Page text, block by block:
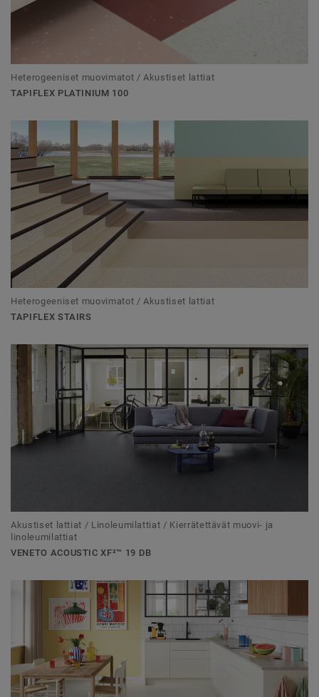
Heterogeeniset muovimatot / Akustiset lattiat
TAPIFLEX PLATINIUM 100
Heterogeeniset muovimatot / Akustiset lattiat
TAPIFLEX STAIRS
Akustiset lattiat / Linoleumilattiat / Kierrätettävät muovi- ja
linoleumilattiat
VENETO ACOUSTIC XF²™ 19 DB